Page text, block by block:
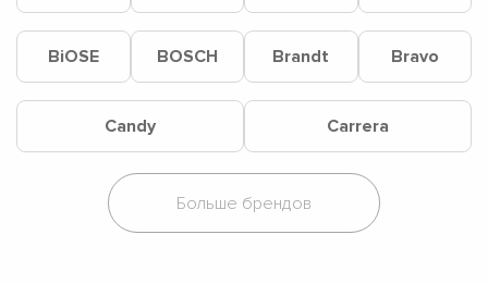
BiOSE BOSCH Brandt Bravo
Candy Carrera